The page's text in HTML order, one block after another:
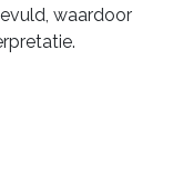
waardoor